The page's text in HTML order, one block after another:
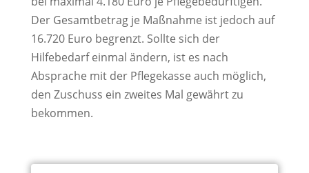
Der Gesamtbetrag je Maßnahme ist jedoch auf
16.720 Euro begrenzt. Sollte sich der
Hilfebedarf einmal ändern, ist es nach
Absprache mit der Pflegekasse auch möglich,
den Zuschuss ein zweites Mal gewährt zu
bekommen.